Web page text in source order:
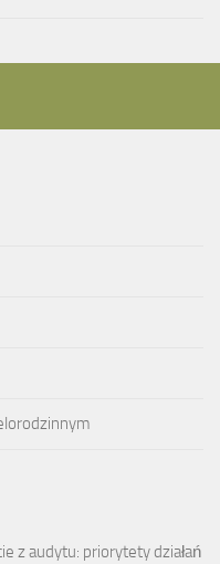
z audytu: priorytety działań